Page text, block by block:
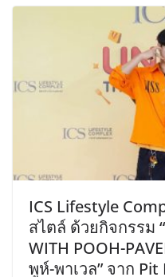
ICS Lifestyle
สไตล์ ด้วยกิจกรรม
WITH POOH-
พูห์-พาเวล” จาก Pit